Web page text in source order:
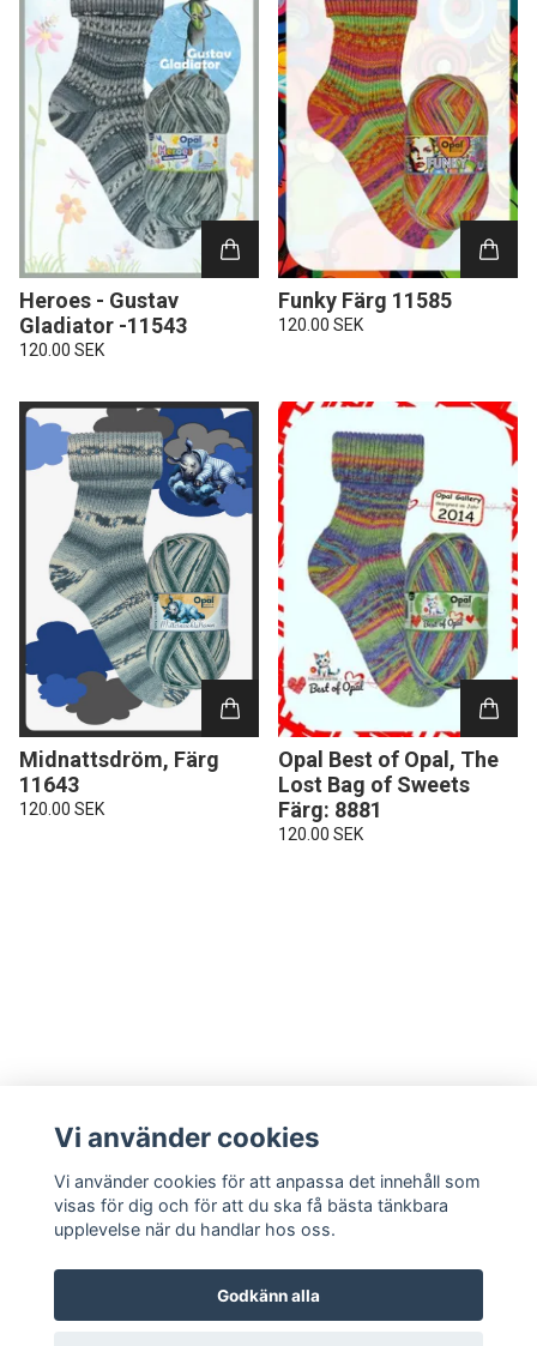
Heroes - Gustav
Gladiator -11543
120.00 SEK
Funky Färg 11585
120.00 SEK
Midnattsdröm, Färg
11643
120.00 SEK
Opal Best of Opal, The
Lost Bag of Sweets
Färg: 8881
120.00 SEK
LÄS MER
Kontakt
Vi använder cookies
Vi använder cookies för att anpassa det innehåll som
visas för dig och för att du ska få bästa tänkbara
upplevelse när du handlar hos oss.
Godkänn alla